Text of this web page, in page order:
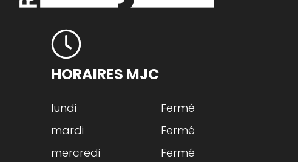
HORAIRES MJC
lundi
mardi
mercredi
Fermé
Fermé
Fermé